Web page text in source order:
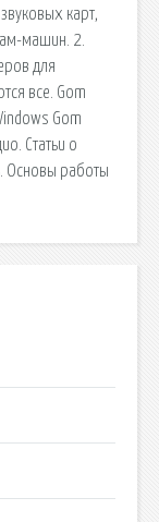
карт,
машин. 2.
для
все. Gom
Gom
Статьи о
Основы работы